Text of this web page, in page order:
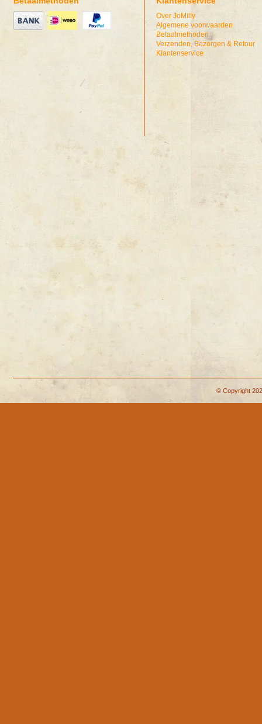
Over JoMilly
Algemene voorwaarden
Betaalmethoden
Verzenden, Bezorgen & Retour
Klantenservice
© Copyright